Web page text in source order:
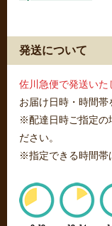
発送について
佐川急便で発送いた
お届け日時・時間帯
※配達日時ご指定の
ださい。
※指定できる時間帯